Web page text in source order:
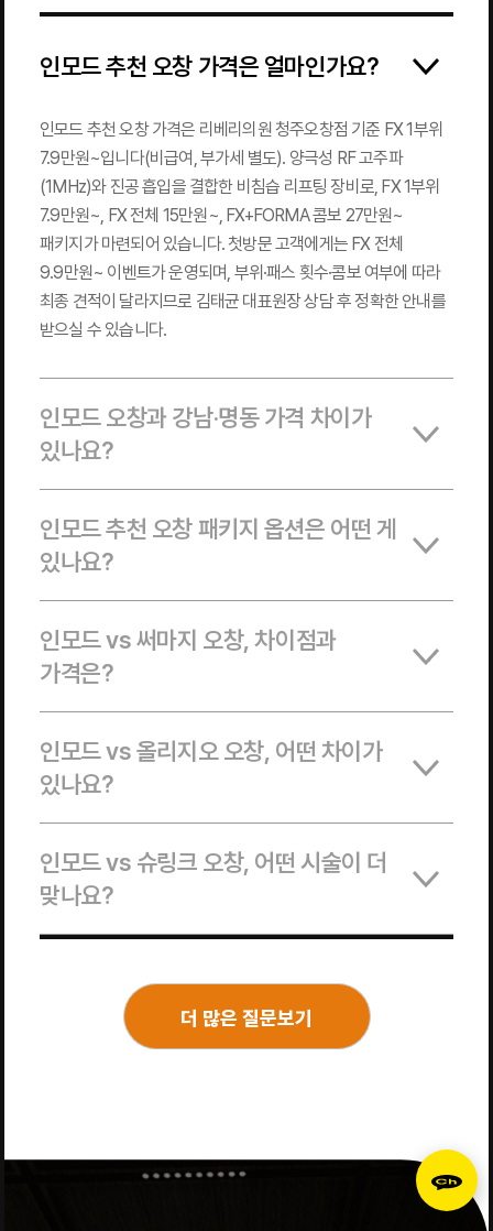
인모드 추천 오창 가격은 얼마인가요?
인모드 추천 오창 가격은 리베리의원 청주오창점 기준 FX 1부위
7.9만원~입니다(비급여, 부가세 별도). 양극성 RF 고주파
(1MHz)와 진공 흡입을 결합한 비침습 리프팅 장비로, FX 1부위
7.9만원~, FX 전체 15만원~, FX+FORMA 콤보 27만원~
패키지가 마련되어 있습니다. 첫방문 고객에게는 FX 전체
9.9만원~ 이벤트가 운영되며, 부위·패스 횟수·콤보 여부에 따라
최종 견적이 달라지므로 김태균 대표원장 상담 후 정확한 안내를
받으실 수 있습니다.
인모드 오창과 강남·명동 가격 차이가
있나요?
인모드 추천 오창 패키지 옵션은 어떤 게
있나요?
인모드 vs 써마지 오창, 차이점과
가격은?
인모드 vs 올리지오 오창, 어떤 차이가
있나요?
인모드 vs 슈링크 오창, 어떤 시술이 더
맞나요?
더 많은 질문보기